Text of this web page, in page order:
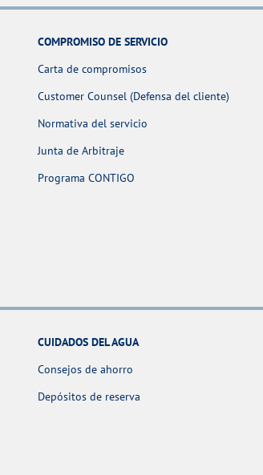
COMPROMISO DE SERVICIO
Carta de compromisos
Customer Counsel (Defensa del cliente)
Normativa del servicio
Junta de Arbitraje
Programa CONTIGO
CUIDADOS DEL AGUA
Consejos de ahorro
Depósitos de reserva